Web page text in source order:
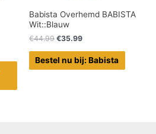
Babista Overhemd BABISTA
Wit::Blauw
€44.99 €35.99
Bestel nu bij: Babista